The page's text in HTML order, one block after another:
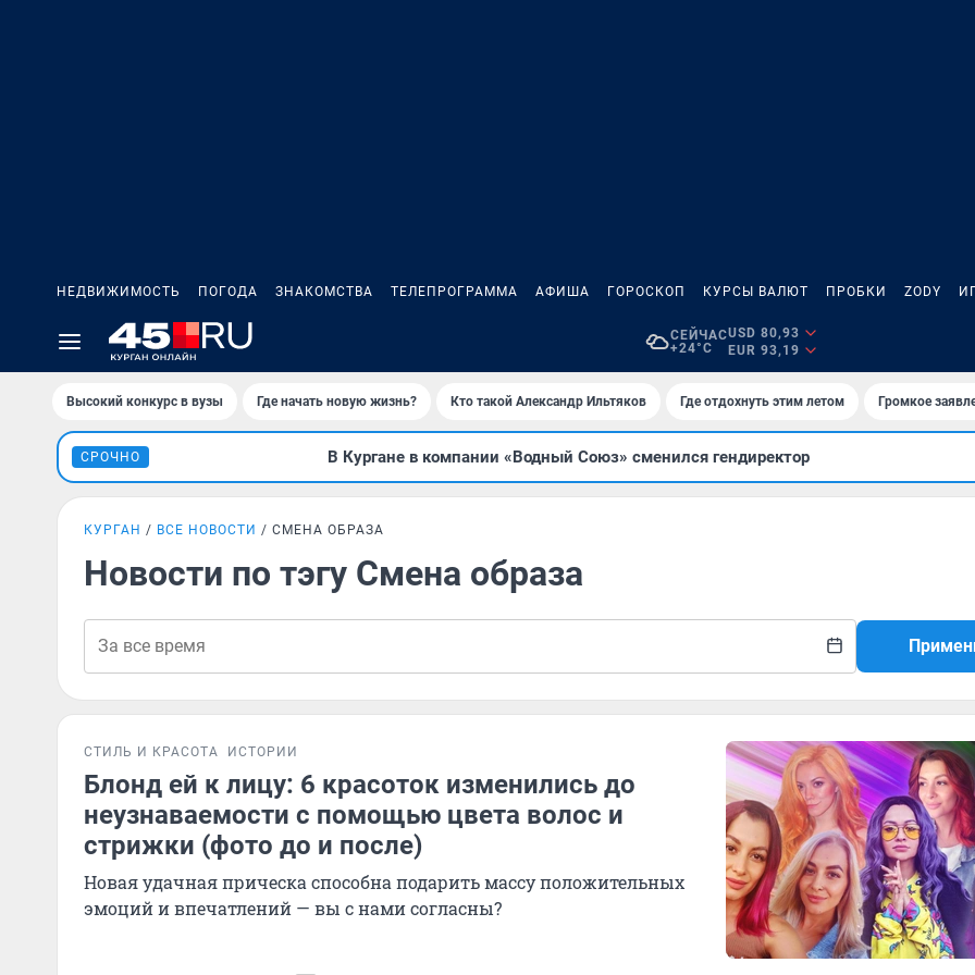
НЕДВИЖИМОСТЬ ПОГОДА ЗНАКОМСТВА ТЕЛЕПРОГРАММА АФИША ГОРОСКОП КУРСЫ ВАЛЮТ ПРОБКИ ZODY
СЕЙЧАС
+24°C
USD 80,93
EUR 93,19
Высокий конкурс в вузы Где начать новую жизнь? Кто такой Александр Ильтяков Где отдохнуть этим летом Громкое
СРОЧНО В Кургане в компании «Водный Союз» сменился гендиректор
КУРГАН ВСЕ НОВОСТИ СМЕНА ОБРАЗА
Новости по тэгу Смена образа
СТИЛЬ И КРАСОТА ИСТОРИИ
Блонд ей к лицу: 6 красоток изменились до
неузнаваемости с помощью цвета волос и
стрижки (фото до и после)
Новая удачная прическа способна подарить массу положительных
эмоций и впечатлений — вы с нами согласны?